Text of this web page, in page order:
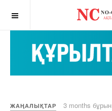
ЖАҢАЛЫҚТАР 3 months бұрын